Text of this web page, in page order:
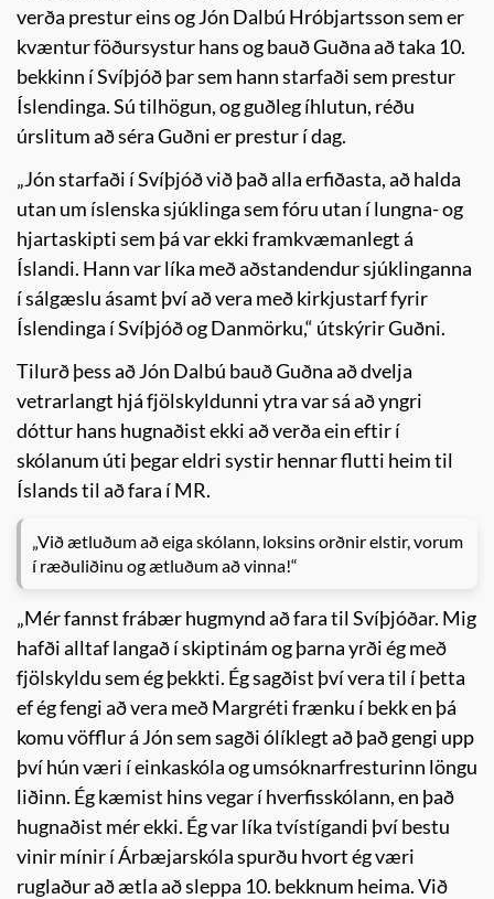
verða prestur eins og Jón Dalbú Hróbjartsson sem er
kvæntur föðursystur hans og bauð Guðna að taka 10.
bekkinn í Svíþjóð þar sem hann starfaði sem prestur
Íslendinga. Sú tilhögun, og guðleg íhlutun, réðu
úrslitum að séra Guðni er prestur í dag.
„Jón starfaði í Svíþjóð við það alla erfiðasta, að halda
utan um íslenska sjúklinga sem fóru utan í lungna- og
hjartaskipti sem þá var ekki framkvæmanlegt á
Íslandi. Hann var líka með aðstandendur sjúklinganna
í sálgæslu ásamt því að vera með kirkjustarf fyrir
Íslendinga í Svíþjóð og Danmörku,“ útskýrir Guðni.
Tilurð þess að Jón Dalbú bauð Guðna að dvelja
vetrarlangt hjá fjölskyldunni ytra var sá að yngri
dóttur hans hugnaðist ekki að verða ein eftir í
skólanum úti þegar eldri systir hennar flutti heim til
Íslands til að fara í MR.
„Við ætluðum að eiga skólann, loksins orðnir elstir, vorum
í ræðuliðinu og ætluðum að vinna!“
„Mér fannst frábær hugmynd að fara til Svíþjóðar. Mig
hafði alltaf langað í skiptinám og þarna yrði ég með
fjölskyldu sem ég þekkti. Ég sagðist því vera til í þetta
ef ég fengi að vera með Margréti frænku í bekk en þá
komu vöfflur á Jón sem sagði ólíklegt að það gengi upp
því hún væri í einkaskóla og umsóknarfresturinn löngu
liðinn. Ég kæmist hins vegar í hverfisskólann, en það
hugnaðist mér ekki. Ég var líka tvístígandi því bestu
vinir mínir í Árbæjarskóla spurðu hvort ég væri
ruglaður að ætla að sleppa 10. bekknum heima. Við